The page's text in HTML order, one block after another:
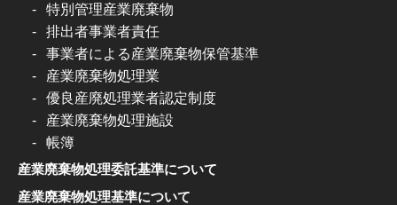
特別管理産業廃棄物
排出者事業者責任
事業者による産業廃棄物保管基準
産業廃棄物処理業
優良産廃処理業者認定制度
産業廃棄物処理施設
帳簿
産業廃棄物処理委託基準について
産業廃棄物処理基準について